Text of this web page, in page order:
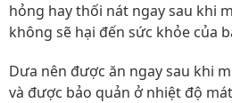
hỏng hay thối nát ngay sau khi
không sẽ hại đến sức khỏe của
Dưa nên được ăn ngay sau khi
và được bảo quản ở nhiệt độ